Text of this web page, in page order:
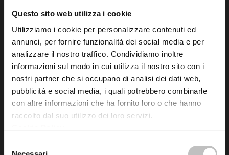
Questo sito web utilizza i cookie
Utilizziamo i cookie per personalizzare contenuti ed
annunci, per fornire funzionalità dei social media e per
analizzare il nostro traffico. Condividiamo inoltre
informazioni sul modo in cui utilizza il nostro sito con i
nostri partner che si occupano di analisi dei dati web,
pubblicità e social media, i quali potrebbero combinarle
con altre informazioni che ha fornito loro o che hanno
raccolto dal suo utilizzo dei loro servizi.
Posta certificata (PEC)
fondazionecollegiosancarlo@legalmail.it
Seguici